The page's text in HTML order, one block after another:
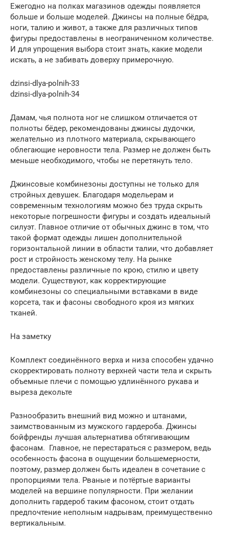
Ежегодно на полках магазинов одежды появляется
больше и больше моделей. Джинсы на полные бёдра,
ноги, талию и живот, а также для различных типов
фигуры предоставлены в неограниченном количестве.
И для упрощения выбора стоит знать, какие модели
искать, а не забивать доверху примерочную.
dzinsi-dlya-polnih-33
dzinsi-dlya-polnih-34
Дамам, чья полнота ног не слишком отличается от
полноты бёдер, рекомендованы джинсы дудочки,
желательно из плотного материала, скрывающего
облегающие неровности тела. Размер не должен быть
меньше необходимого, чтобы не перетянуть тело.
Джинсовые комбинезоны доступны не только для
стройных девушек. Благодаря модельерам и
современным технологиям можно без труда скрыть
некоторые погрешности фигуры и создать идеальный
силуэт. Главное отличие от обычных джинс в том, что
такой формат одежды лишен дополнительной
горизонтальной линии в области талии, что добавляет
рост и стройность женскому телу. На рынке
предоставлены различные по крою, стилю и цвету
модели. Существуют, как корректирующие
комбинезоны со специальными вставками в виде
корсета, так и фасоны свободного кроя из мягких
тканей.
На заметку
Комплект соединённого верха и низа способен удачно
скорректировать полноту верхней части тела и скрыть
объемные плечи с помощью удлинённого рукава и
выреза декольте
Разнообразить внешний вид можно и штанами,
заимствованным из мужского гардероба. Джинсы
бойфренды лучшая альтернатива обтягивающим
фасонам. Главное, не перестараться с размером, ведь
особенность фасона в ощущении большемерности,
поэтому, размер должен быть идеален в сочетание с
пропорциями тела. Рваные и потёртые варианты
моделей на вершине популярности. При желании
дополнить гардероб таким фасоном, стоит отдать
предпочтение неполным надрывам, преимущественно
вертикальным.